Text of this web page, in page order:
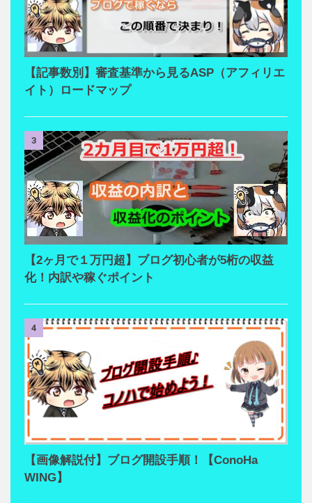
【記事数別】審査基準から見るASP（アフィリエ
イト）ロードマップ
3
【2ヶ月で１万円超】ブログ初心者が5桁の収益
化！内訳や稼ぐポイント
4
【画像解説付】ブログ開設手順！【ConoHa
WING】